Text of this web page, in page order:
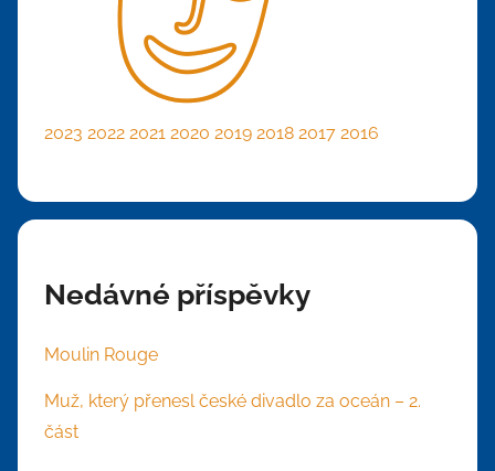
2023 2022 2021 2020 2019 2018 2017 2016
Nedávné příspěvky
Moulin Rouge
Muž, který přenesl české divadlo za oceán – 2.
část